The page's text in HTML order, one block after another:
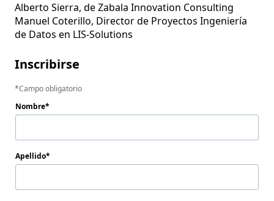
Alberto Sierra, de Zabala Innovation Consulting
Manuel Coterillo, Director de Proyectos Ingeniería
Inscribirse
Campo obligatorio
Nombre
Apellido